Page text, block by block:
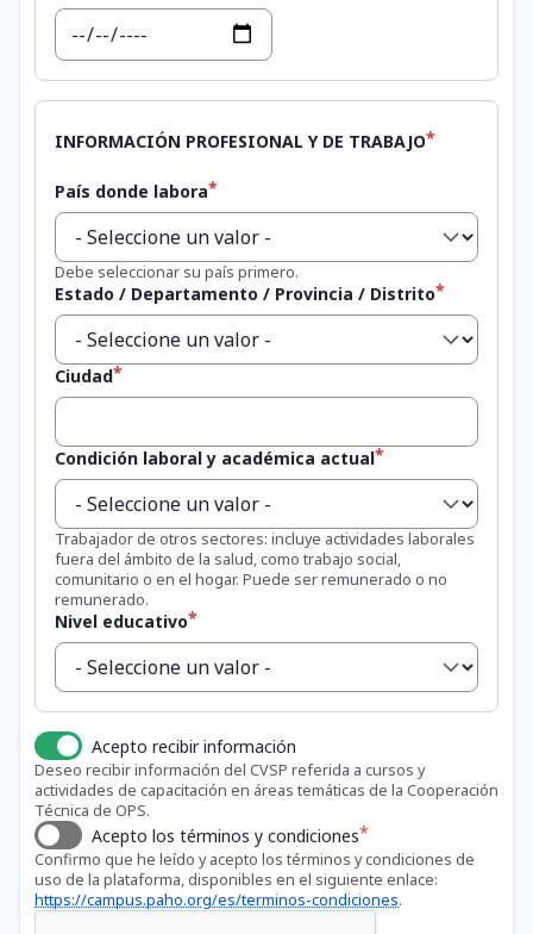
Fecha
INFORMACIÓN PROFESIONAL Y DE TRABAJO
País donde labora
Debe seleccionar su país primero.
Estado / Departamento / Provincia / Distrito
Ciudad
Condición laboral y académica actual
Trabajador de otros sectores: incluye actividades laborales
fuera del ámbito de la salud, como trabajo social,
comunitario o en el hogar. Puede ser remunerado o no
remunerado.
Nivel educativo
Acepto recibir información
Deseo recibir información del CVSP referida a cursos y
actividades de capacitación en áreas temáticas de la Cooperación
Técnica de OPS.
Acepto los términos y condiciones
Confirmo que he leído y acepto los términos y condiciones de
uso de la plataforma, disponibles en el siguiente enlace:
https://campus.paho.org/es/terminos-condiciones.